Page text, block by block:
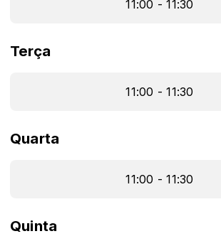
11:00 - 11:30
Terça
11:00 - 11:30
Quarta
11:00 - 11:30
Quinta